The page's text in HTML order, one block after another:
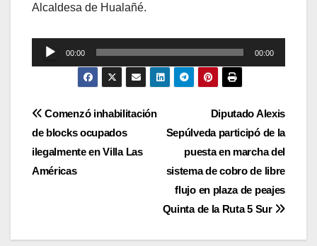
Alcaldesa de Hualañé.
Reproductor
de
00:00 00:00
Navegación
de
entradas
Diputado Alexis
Sepúlveda participó de la
puesta en marcha del
sistema de cobro de libre
flujo en plaza de peajes
Quinta de la Ruta 5 Sur
Comenzó inhabilitación
de blocks ocupados
ilegalmente en Villa Las
Américas